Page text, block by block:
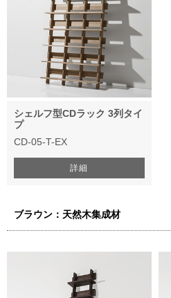
シェルフ型CDラック 3列タイ
プ
CD-05-T-EX
詳細
ブラウン：天然木集成材